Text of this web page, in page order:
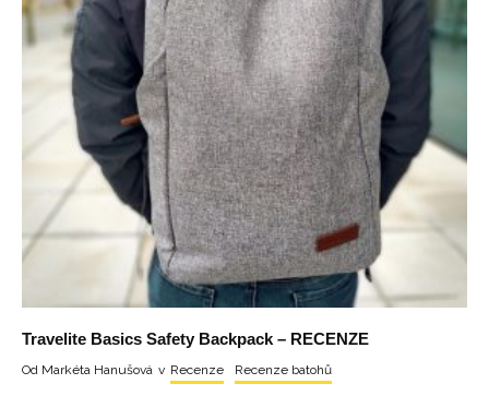
Travelite Basics Safety Backpack – RECENZE
Od Markéta Hanušová v Recenze Recenze batohů